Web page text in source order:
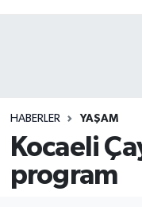
HABERLER YAŞAM
Kocaeli
program
Son Dakika
Haber Arşivi